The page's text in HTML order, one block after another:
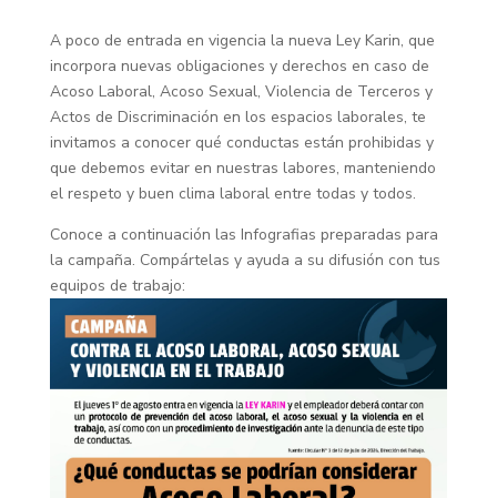
A poco de entrada en vigencia la nueva Ley Karin, que
incorpora nuevas obligaciones y derechos en caso de
Acoso Laboral, Acoso Sexual, Violencia de Terceros y
Actos de Discriminación en los espacios laborales, te
invitamos a conocer qué conductas están prohibidas y
que debemos evitar en nuestras labores, manteniendo
el respeto y buen clima laboral entre todas y todos.
Conoce a continuación las Infografias preparadas para
la campaña. Compártelas y ayuda a su difusión con tus
equipos de trabajo: